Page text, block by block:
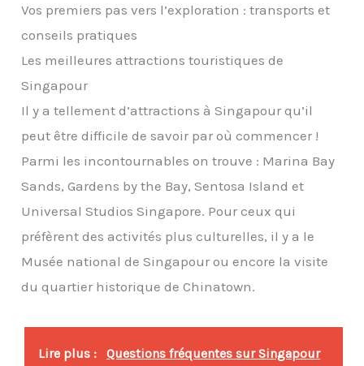
Vos premiers pas vers l’exploration : transports et
conseils pratiques
Les meilleures attractions touristiques de
Singapour
Il y a tellement d’attractions à Singapour qu’il
peut être difficile de savoir par où commencer !
Parmi les incontournables on trouve : Marina Bay
Sands, Gardens by the Bay, Sentosa Island et
Universal Studios Singapore. Pour ceux qui
préfèrent des activités plus culturelles, il y a le
Musée national de Singapour ou encore la visite
du quartier historique de Chinatown.
Lire plus : Questions fréquentes sur Singapour